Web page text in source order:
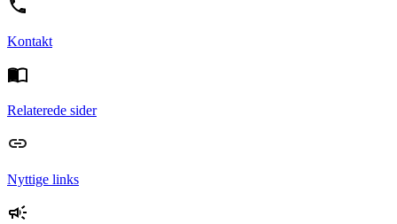
Kontakt
Relaterede sider
Nyttige links